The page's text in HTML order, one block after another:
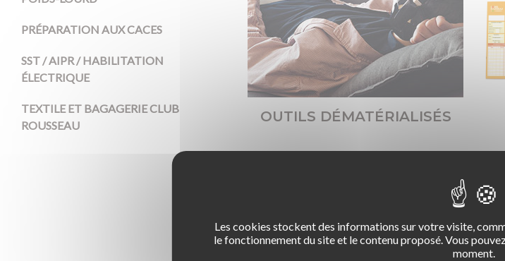
PRÉPARATION AUX CACES
SST / AIPR / HABILITATION
ÉLECTRIQUE
TEXTILE ET BAGAGERIE CLUB
ROUSSEAU
OUTILS DÉMATÉRIALISÉS
Les cookies stockent des informations sur votre visite,
le fonctionnement du site et le contenu proposé. Vous
moment.